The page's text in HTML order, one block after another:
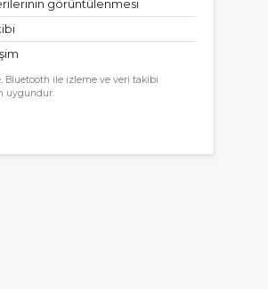
görüntülenmesi
Bluetooth ile izleme ve veri takibi
uygundur.